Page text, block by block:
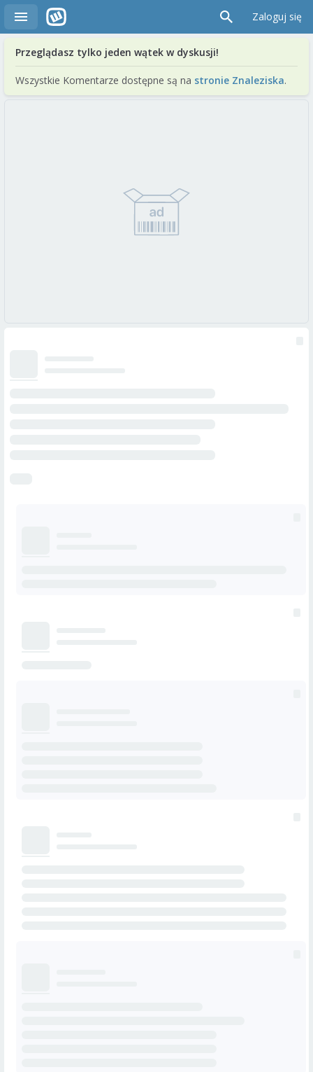
Zaloguj się
Przeglądasz tylko jeden wątek w dyskusji!
Wszystkie Komentarze dostępne są na stronie Znaleziska.